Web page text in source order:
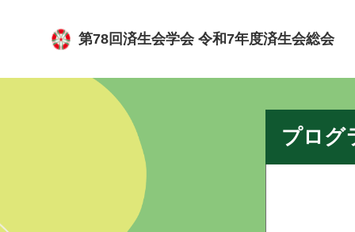
第78回済生会学会 令和7年度済生会総会
プログ